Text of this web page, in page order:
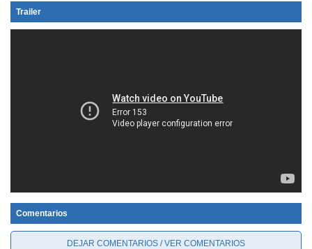
Trailer
Comentarios
DEJAR COMENTARIOS / VER COMENTARIOS